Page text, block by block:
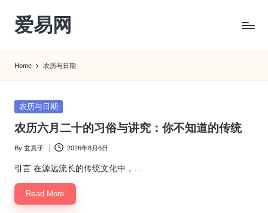
Skip
content
爱易网
转
农
历
历
查
询
_2ebc.com
Home 农历与日期
Posted
农历与日期
农历六月二十的习俗与讲究：你不知道的传统
Posted
by
By 玄真子 2026年8月6日
引言 在源远流长的传统文化中，…
Read More